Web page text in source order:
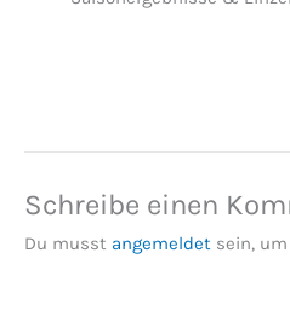
Schreibe einen
Du musst angemeldet sein,